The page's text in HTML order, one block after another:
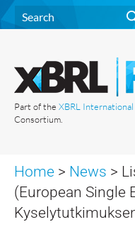
Part of the XBRL International
Consortium.
Home > News >
(European